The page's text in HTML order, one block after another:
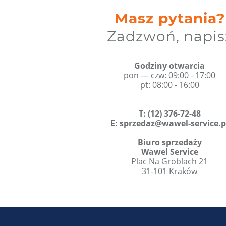
Masz pytania?
Zadzwoń,
Godziny otwarcia
pon — czw: 09:00 - 17:00
pt: 08:00 - 16:00
T: (12) 376-72-48
E: sprzedaz@wawel-
Biuro sprzedaży
Wawel Service
Plac Na Groblach 21
31-101 Kraków